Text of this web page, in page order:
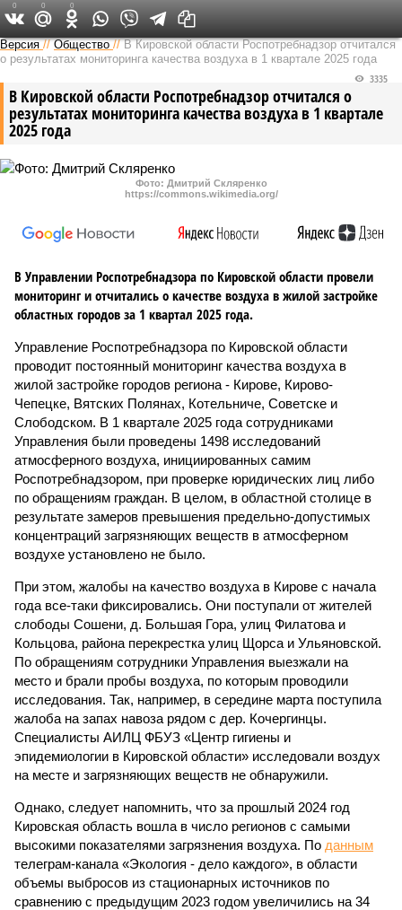
Версия в Кирове
Версия //Общество //В Кировской области Роспотребнадзор отчитался
о результатах мониторинга качества воздуха в 1 квартале 2025 года
В Кировской области Роспотребнадзор отчитался о
результатах мониторинга качества воздуха в 1 квартале
2025 года
3335
Фото: Дмитрий Cкляренко
https://commons.wikimedia.org/
В Управлении Роспотребнадзора по Кировской области провели
мониторинг и отчитались о качестве воздуха в жилой застройке
областных городов за 1 квартал 2025 года.
Управление Роспотребнадзора по Кировской области
проводит постоянный мониторинг качества воздуха в
жилой застройке городов региона - Кирове, Кирово-
Чепецке, Вятских Полянах, Котельниче, Советске и
Слободском. В 1 квартале 2025 года сотрудниками
Управления были проведены 1498 исследований
атмосферного воздуха, инициированных самим
Роспотребнадзором, при проверке юридических лиц либо
по обращениям граждан. В целом, в областной столице в
результате замеров превышения предельно-допустимых
концентраций загрязняющих веществ в атмосферном
воздухе установлено не было.
При этом, жалобы на качество воздуха в Кирове с начала
года все-таки фиксировались. Они поступали от жителей
слободы Сошени, д. Большая Гора, улиц Филатова и
Кольцова, района перекрестка улиц Щорса и Ульяновской.
По обращениям сотрудники Управления выезжали на
место и брали пробы воздуха, по которым проводили
исследования. Так, например, в середине марта поступила
жалоба на запах навоза рядом с дер. Кочергинцы.
Специалисты АИЛЦ ФБУЗ «Центр гигиены и
эпидемиологии в Кировской области» исследовали воздух
на месте и загрязняющих веществ не обнаружили.
Однако, следует напомнить, что за прошлый 2024 год
Кировская область вошла в число регионов с самыми
высокими показателями загрязнения воздуха. По данным
телеграм-канала «Экология - дело каждого», в области
объемы выбросов из стационарных источников по
сравнению с предыдущим 2023 годом увеличились на 34
0 0 0